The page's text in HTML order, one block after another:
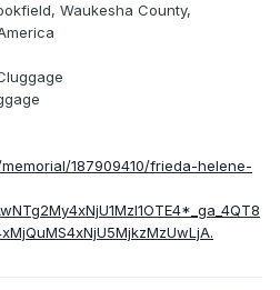
Waukesha County,
187909410/frieda-helene-